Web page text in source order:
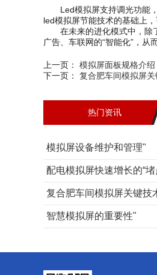
Led模拟屏支持调光功能，
led模拟屏节能技术的基础上
在未来的进化模式中，除了
广告、车联网的“智能化”，从
上一页： 模拟屏面板规格介绍
下一页： 复合肥车间模拟屏
热门资讯
模拟屏设备维护和管理"
配电模拟屏快速增长的“
复合肥车间模拟屏关键技
智慧模拟屏的重要性"